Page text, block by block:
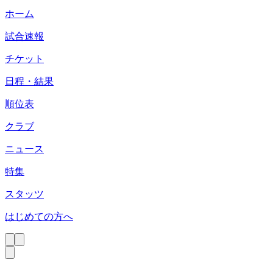
ホーム
試合速報
チケット
日程・結果
順位表
クラブ
ニュース
特集
スタッツ
はじめての方へ